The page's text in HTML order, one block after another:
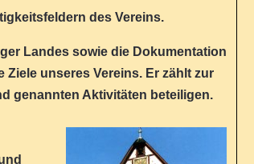
des Vereins.
Landes sowie die Dokumentation
unseres Vereins. Er zählt zur
genannten Aktivitäten beteiligen.